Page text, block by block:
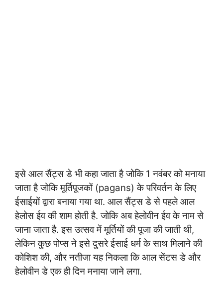
इसे आल सैंट्स डे भी कहा जाता है जोकि 1 नवंबर को मनाया
जाता है जोकि मूर्तिपूजकों (pagans) के परिवर्तन के लिए
ईसाईयों द्वारा बनाया गया था. आल सैंट्स डे से पहले आल
हेलोस ईव की शाम होती है. जोकि अब हेलोवीन ईव के नाम से
जाना जाता है. इस उत्सव में मूर्तियों की पूजा की जाती थी,
लेकिन कुछ पोप्स ने इसे दुसरे ईसाई धर्म के साथ मिलाने की
कोशिश की, और नतीजा यह निकला कि आल सेंटस डे और
हेलोवीन डे एक ही दिन मनाया जाने लगा.